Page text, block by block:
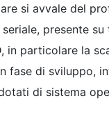
si avvale del
presente
in particolare la
fase di sviluppo,
di sistema